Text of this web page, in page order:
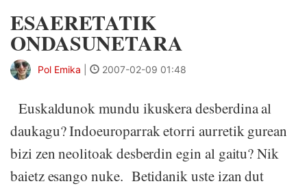
ESAERETATIK
ONDASUNETARA
Pol Emika 2007-02-09 01:48
Euskaldunok mundu ikuskera desberdina al
daukagu? Indoeuroparrak etorri aurretik gurean
bizi zen neolitoak desberdin egin al gaitu? Nik
baietz esango nuke. Betidanik uste izan dut